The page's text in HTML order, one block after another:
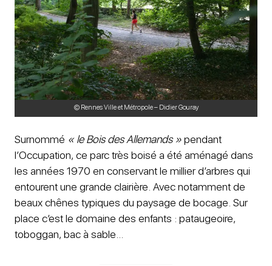
© Rennes Ville et Métropole – Didier Gouray
Surnommé « le Bois des Allemands »pendant
l’Occupation, ce parc très boisé a été aménagé dans
les années 1970 en conservant le millier d’arbres qui
entourent une grande clairière. Avec notamment de
beaux chênes typiques du paysage de bocage. Sur
place c’est le domaine des enfants : pataugeoire,
toboggan, bac à sable…